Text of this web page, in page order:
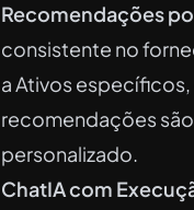
Recomendações
consistente no
a Ativos específicos,
recomendações
personalizado.
ChatIA com